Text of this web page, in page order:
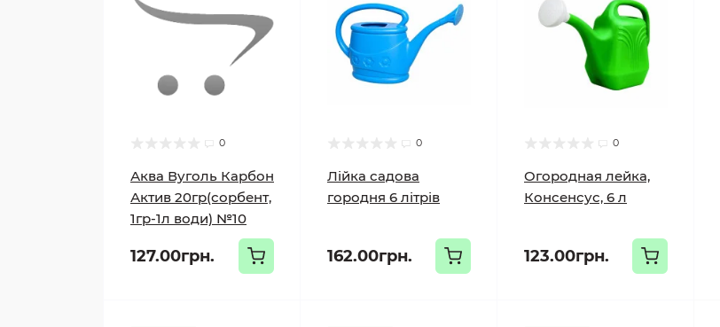
0
Аква Вуголь Карбон
Актив 20гр(сорбент,
1гр-1л води) №10
127.00грн.
0
Лійка садова
городня 6 літрів
162.00грн.
0
Огородная лейка,
Консенсус, 6 л
123.00грн.